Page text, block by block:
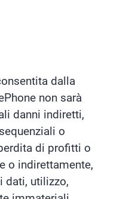
dalla
non sarà
danni indiretti,
o
di profitti o
o indirettamente,
dati, utilizzo,